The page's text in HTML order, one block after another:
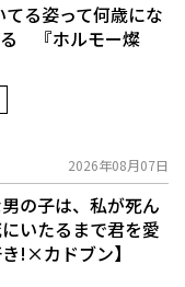
てる姿って何歳にな
る 『ホルモー燦
2026年08月07日
の子は、私が死ん
にいたるまで君を愛
!×カドブン】